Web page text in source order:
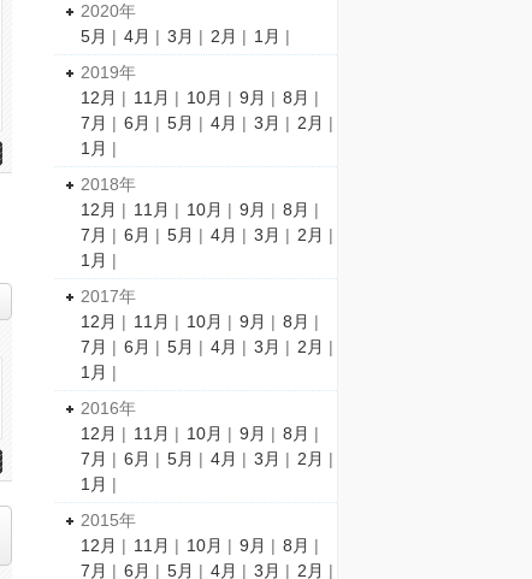
2020年
5月 | 4月 | 3月 | 2月 | 1月 |
2019年
12月 | 11月 | 10月 | 9月 | 8月 |
7月 | 6月 | 5月 | 4月 | 3月 | 2月 |
1月 |
2018年
12月 | 11月 | 10月 | 9月 | 8月 |
7月 | 6月 | 5月 | 4月 | 3月 | 2月 |
1月 |
2017年
12月 | 11月 | 10月 | 9月 | 8月 |
7月 | 6月 | 5月 | 4月 | 3月 | 2月 |
1月 |
2016年
12月 | 11月 | 10月 | 9月 | 8月 |
7月 | 6月 | 5月 | 4月 | 3月 | 2月 |
1月 |
2015年
12月 | 11月 | 10月 | 9月 | 8月 |
7月 | 6月 | 5月 | 4月 | 3月 | 2月 |